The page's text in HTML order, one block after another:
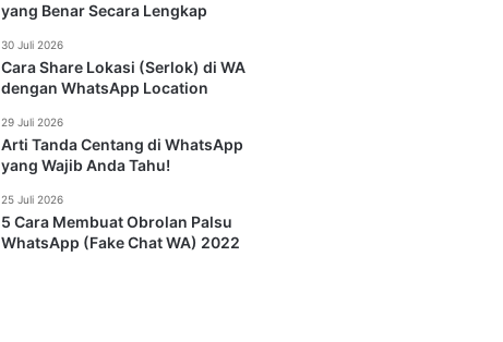
yang Benar Secara Lengkap
30 Juli 2026
Cara Share Lokasi (Serlok) di WA
dengan WhatsApp Location
29 Juli 2026
Arti Tanda Centang di WhatsApp
yang Wajib Anda Tahu!
25 Juli 2026
5 Cara Membuat Obrolan Palsu
WhatsApp (Fake Chat WA) 2022